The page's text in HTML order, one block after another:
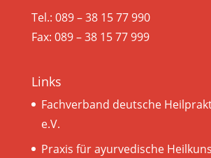
Tel.: 089 – 38 15 77 990
Fax: 089 – 38 15 77 999
Links
Fachverband deutsche
e.V.
Praxis für ayurvedische